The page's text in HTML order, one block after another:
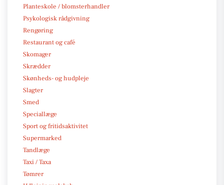
Planteskole / blomsterhandler
Psykologisk rådgivning
Rengøring
Restaurant og café
Skomager
Skrædder
Skønheds- og hudpleje
Slagter
Smed
Speciallæge
Sport og fritidsaktivitet
Supermarked
Tandlæge
Taxi / Taxa
Tømrer